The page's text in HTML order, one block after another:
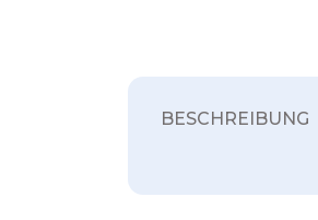
BESCHREIBUNG